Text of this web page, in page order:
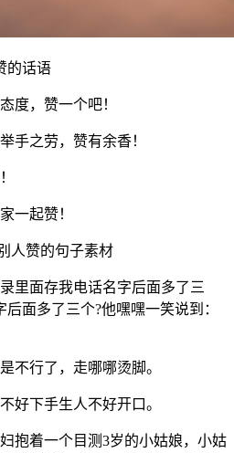
的话语
度，赞一个吧！
手之劳，赞有余香！
一起赞！
人赞的句子素材
里面存我电话名字后面多了三
面多了三个?他嘿嘿一笑说到：
不行了，走哪哪烫脚。
好下手生人不好开口。
抱着一个目测3岁的小姑娘，小姑